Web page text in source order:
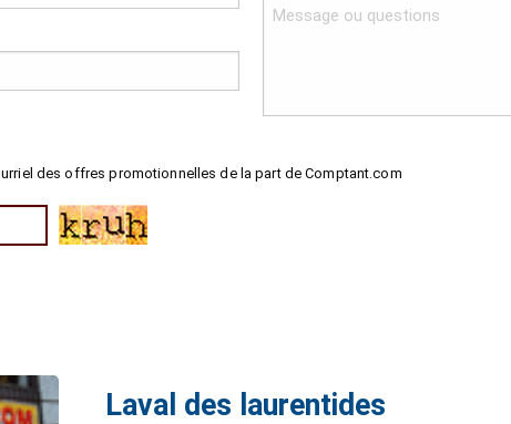
des offres promotionnelles de la part de Comptant.com
Laval des laurentides